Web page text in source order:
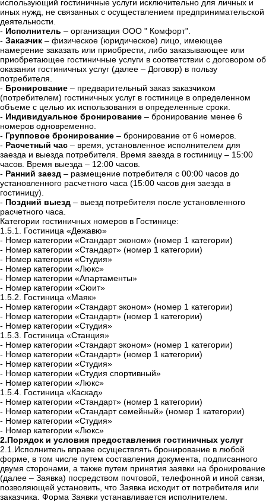
использующий гостиничные услуги исключительно для личных и
иных нужд, не связанных с осуществлением предпринимательской
деятельности.
- Исполнитель – организация ООО " Комфорт".
- Заказчик – физическое (юридическое) лицо, имеющее
намерение заказать или приобрести, либо заказывающее или
приобретающее гостиничные услуги в соответствии с договором об
оказании гостиничных услуг (далее – Договор) в пользу
потребителя.
- Бронирование – предварительный заказ заказчиком
(потребителем) гостиничных услуг в гостинице в определенном
объеме с целью их использования в определенные сроки.
- Индивидуальное бронирование – бронирование менее 6
номеров одновременно.
- Групповое бронирование – бронирование от 6 номеров.
- Расчетный час – время, установленное исполнителем для
заезда и выезда потребителя. Время заезда в гостиницу – 15:00
часов. Время выезда – 12:00 часов.
- Ранний заезд – размещение потребителя с 00:00 часов до
установленного расчетного часа (15:00 часов дня заезда в
гостиницу).
- Поздний выезд – выезд потребителя после установленного
расчетного часа.
Категории гостиничных номеров в Гостинице:
1.5.1. Гостиница «Дежавю»
- Номер категории «Стандарт эконом» (номер 1 категории)
- Номер категории «Стандарт» (номер 1 категории)
- Номер категории «Студия»
- Номер категории «Люкс»
- Номер категории «Апартаменты»
- Номер категории «Сюит»
1.5.2. Гостиница «Маяк»
- Номер категории «Стандарт эконом» (номер 1 категории)
- Номер категории «Стандарт» (номер 1 категории)
- Номер категории «Студия»
1.5.3. Гостиница «Станция»
- Номер категории «Стандарт эконом» (номер 1 категории)
- Номер категории «Стандарт» (номер 1 категории)
- Номер категории «Студия»
- Номер категории «Студия спортивный»
- Номер категории «Люкс»
1.5.4. Гостиница «Каскад»
- Номер категории «Стандарт» (номер 1 категории)
- Номер категории «Стандарт семейный» (номер 1 категории)
- Номер категории «Студия»
- Номер категории «Люкс»
2.Порядок и условия предоставления гостиничных услуг
2.1.Исполнитель вправе осуществлять бронирование в любой
форме, в том числе путем составления документа, подписанного
двумя сторонами, а также путем принятия заявки на бронирование
(далее – Заявка) посредством почтовой, телефонной и иной связи,
позволяющей установить, что Заявка исходит от потребителя или
заказчика. Форма Заявки устанавливается исполнителем.